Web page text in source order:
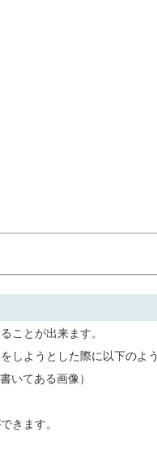
ことが出来ます。
ようとした際に以下のよ
いてある画像）
きます。